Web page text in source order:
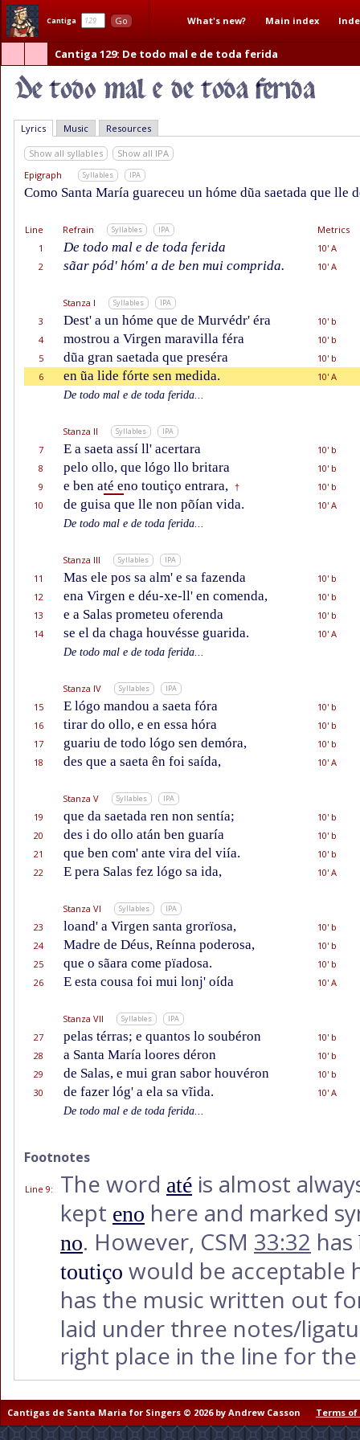
Cantiga Go What's new? Main index
Cantiga 129: De todo mal e de toda ferida
Lyrics Music Resources
Show all syllables
Show all IPA
Epigraph
Syllables IPA
Como Santa María guareceu un hóme dũa saetada que lle
Line Refrain Syllables IPA
Metrics
1
De todo mal e de toda ferida
10' A
2
sãar pód' hóm' a de ben mui comprida. 10' A
Stanza I Syllables IPA
3 Dest' a un hóme que de Murvédr' éra
10' b
4
mostrou a Virgen maravilla féra
10' b
5
dũa gran saetada que preséra
10' b
6
en ũa lide fórte sen medida.
10' A
De todo mal e de toda ferida...
Stanza II Syllables IPA
7 E a saeta assí ll' acertara
10' b
8
pelo ollo, que lógo llo britara
10' b
9
e ben até eno toutiço entrara, †
10' b
10
de guisa que lle non põían vida.
10' A
De todo mal e de toda ferida...
Stanza III Syllables IPA
11 Mas ele pos sa alm' e sa fazenda
10' b
12
ena Virgen e déu-xe-ll' en comenda,
10' b
13
e a Salas prometeu oferenda
10' b
14
se el da chaga houvésse guarida.
10' A
De todo mal e de toda ferida...
Stanza IV Syllables IPA
15 E lógo mandou a saeta fóra
10' b
16
tirar do ollo, e en essa hóra
10' b
17
guariu de todo lógo sen demóra,
10' b
18
des que a saeta ên foi saída, 10' A
Stanza V Syllables IPA
19 que da saetada ren non sentía;
10' b
20
des i do ollo atán ben guaría
10' b
21
que ben com' ante vira del viía.
10' b
22
E pera Salas fez lógo sa ida, 10' A
Stanza VI Syllables IPA
23 loand' a Virgen santa grorïosa,
10' b
24
Madre de Déus, Reínna poderosa,
10' b
25
que o sãara come pïadosa.
10' b
26
E esta cousa foi mui lonj' oída 10' A
Stanza VII Syllables IPA
27 pelas térras; e quantos lo soubéron
10' b
28
a Santa María loores déron
10' b
29
de Salas, e mui gran sabor houvéron
10' b
30
de fazer lóg' a ela sa vĩida.
10' A
De todo mal e de toda ferida...
Footnotes
Line 9: The word até is almost
kept eno here and marked
no. However, CSM 33:32 has
toutiço would be
has the music written out
laid under three notes/
right place in the line for
Cantigas de Santa Maria for Singers © 2026 by Andrew Casson Terms of